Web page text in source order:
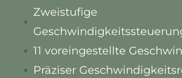
Zweistufige
11 voreingestellte
Präziser